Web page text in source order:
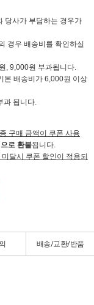
당사가 부담하는 경우가
경우 배송비를 확인하실
, 9,000원 부과됩니다.
본 배송비가 6,000원 이상
과 됩니다.
구매 금액이 쿠폰 사용
로 환불됩니다.
달시 쿠폰 할인이 적용되
배송/교환/반품